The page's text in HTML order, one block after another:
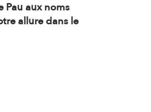
Pau aux noms
allure dans le